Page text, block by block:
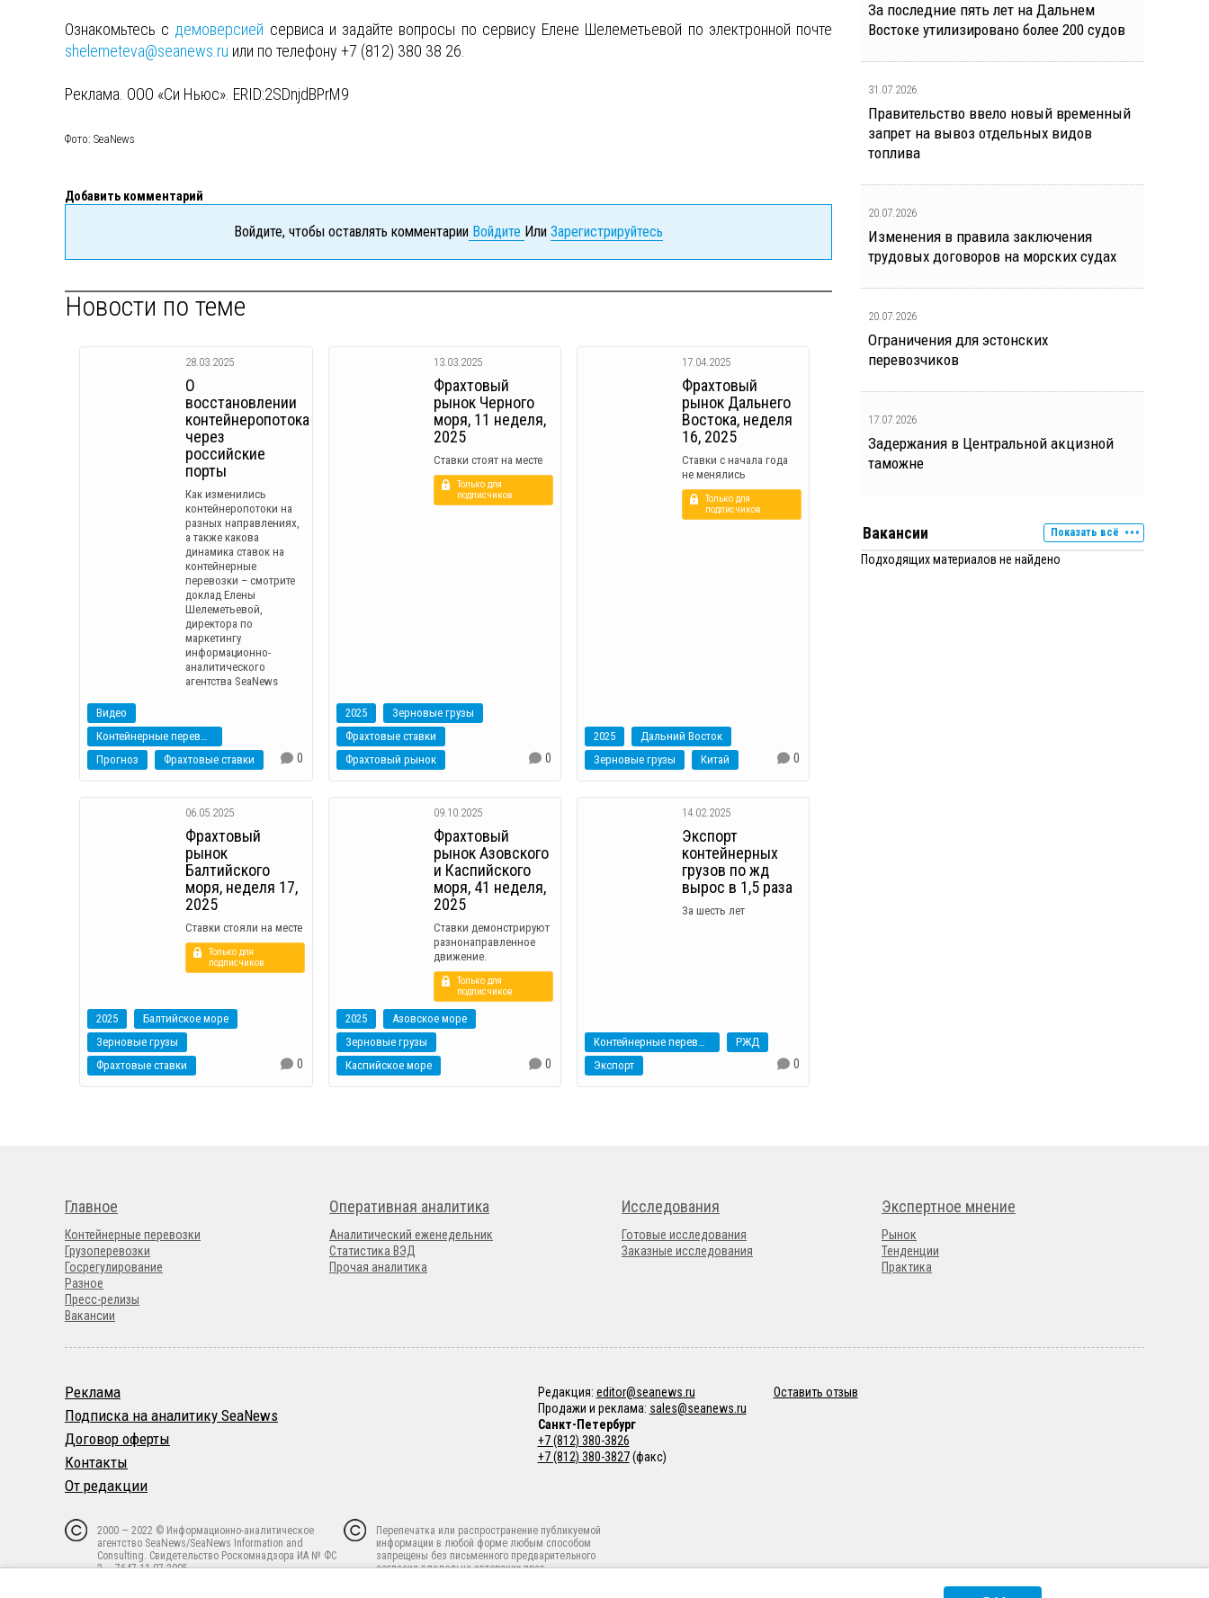
Ознакомьтесь с демоверсией сервиса и задайте вопросы по сервису Елене Шелеметьевой по электронной почте
shelemeteva@seanews.ru или по телефону +7 (812) 380 38 26.
Реклама. ООО «Си Ньюс». ERID:2SDnjdBPrM9
Фото: SeaNews
Добавить комментарий
Войдите, чтобы оставлять комментарии Войдите Или Зарегистрируйтесь
Новости по теме
28.03.2025
О
восстановлении
контейнеропотока
через
российские
порты
Как изменились
контейнеропотоки на
разных направлениях,
а также какова
динамика ставок на
контейнерные
перевозки – смотрите
доклад Елены
Шелеметьевой,
директора по
маркетингу
информационно-
аналитического
агентства SeaNews
Видео
Контейнерные перевозки
Прогноз
Фрахтовые ставки 0
13.03.2025
Фрахтовый
рынок Черного
моря, 11 неделя,
2025
Ставки стоят на месте
Только для
подписчиков
2025
Зерновые грузы
Фрахтовые ставки
Фрахтовый рынок
0
17.04.2025
Фрахтовый
рынок Дальнего
Востока, неделя
16, 2025
Ставки с начала года
не менялись
Только для
подписчиков
2025
Дальний Восток
Зерновые грузы
Китай 0
06.05.2025
Фрахтовый
рынок
Балтийского
моря, неделя 17,
2025
Ставки стояли на месте
Только для
подписчиков
2025
Балтийское море
Зерновые грузы
Фрахтовые ставки
0
09.10.2025
Фрахтовый
рынок Азовского
и Каспийского
моря, 41 неделя,
2025
Ставки демонстрируют
разнонаправленное
движение.
Только для
подписчиков
2025
Азовское море
Зерновые грузы
Каспийское море
0
14.02.2025
Экспорт
контейнерных
грузов по жд
вырос в 1,5 раза
За шесть лет
Контейнерные перевозки
РЖД
Экспорт
0
За последние пять лет на Дальнем
Востоке утилизировано более 200 судов
31.07.2026
Правительство ввело новый временный
запрет на вывоз отдельных видов
топлива
20.07.2026
Изменения в правила заключения
трудовых договоров на морских судах
20.07.2026
Ограничения для эстонских
перевозчиков
17.07.2026
Задержания в Центральной акцизной
таможне
Вакансии Показать всё
Подходящих материалов не найдено
Главное
Контейнерные перевозки
Грузоперевозки
Госрегулирование
Разное
Пресс-релизы
Вакансии
Оперативная аналитика
Аналитический еженедельник
Статистика ВЭД
Прочая аналитика
Исследования
Готовые исследования
Заказные исследования
Экспертное мнение
Рынок
Тенденции
Практика
Реклама
Подписка на аналитику SeaNews
Договор оферты
Контакты
От редакции
Редакция: editor@seanews.ru
Продажи и реклама: sales@seanews.ru
Санкт-Петербург
+7 (812) 380-3826
+7 (812) 380-3827(факс)
Оставить отзыв
2000 — 2022 © Информационно-аналитическое
агентство SeaNews/SeaNews Information and
Consulting. Свидетельство Роскомнадзора ИА № ФС
2 — 7647 11.07.2005.
Перепечатка или распространение публикуемой
информации в любой форме любым способом
запрещены без письменного предварительного
согласия владельца авторских прав.